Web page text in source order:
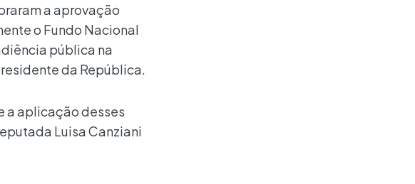
a aprovação
o Fundo Nacional
pública na
da República.
a aplicação desses
Luisa Canziani